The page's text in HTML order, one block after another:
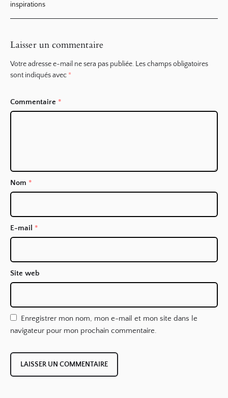
inspirations
Laisser un commentaire
Votre adresse e-mail ne sera pas publiée. Les champs obligatoires
sont indiqués avec *
Commentaire *
Nom *
E-mail *
Site web
Enregistrer mon nom, mon e-mail et mon site dans le
navigateur pour mon prochain commentaire.